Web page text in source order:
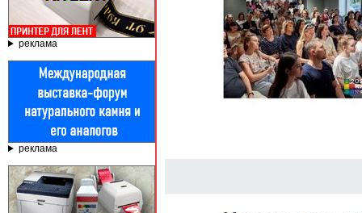
реклама
реклама